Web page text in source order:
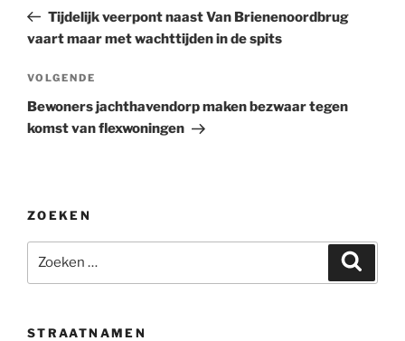
bericht
Tijdelijk veerpont naast Van Brienenoordbrug
vaart maar met wachttijden in de spits
Volgend
bericht
VOLGENDE
Bewoners jachthavendorp maken bezwaar tegen
komst van flexwoningen
ZOEKEN
naar:
STRAATNAMEN